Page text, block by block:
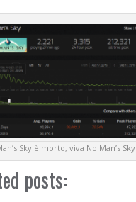
Sky è morto, viva No Man’s Sky
posts: